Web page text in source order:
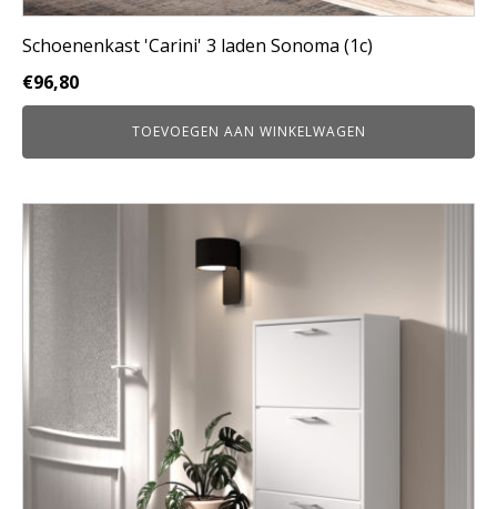
Schoenenkast 'Carini' 3 laden Sonoma (1c)
€96,80
TOEVOEGEN AAN WINKELWAGEN